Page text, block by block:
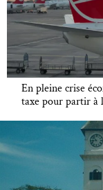
En pleine crise
taxe pour partir à